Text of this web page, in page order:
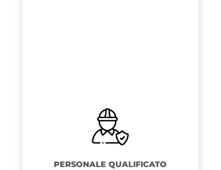
PERSONALE QUALIFICATO